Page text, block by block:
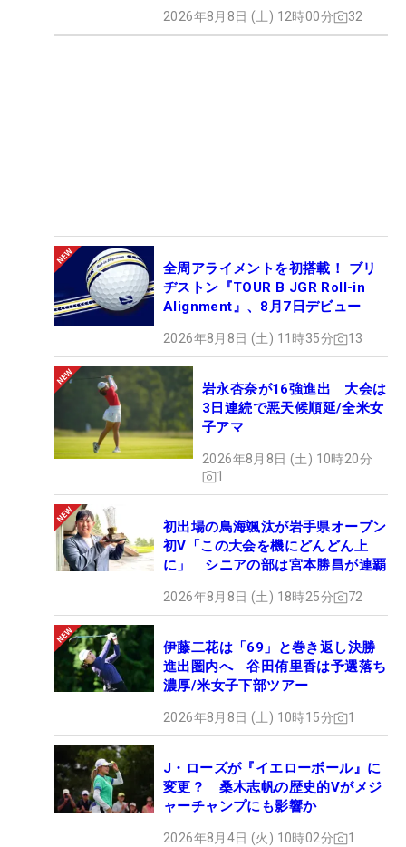
2026年8月8日 (土) 12時00分 32
全周アライメントを初搭載！ ブリ
ヂストン『TOUR B JGR Roll-in
Alignment』、8月7日デビュー
2026年8月8日 (土) 11時35分 13
岩永杏奈が16強進出 大会は
3日連続で悪天候順延/全米女
子アマ
2026年8月8日 (土) 10時20分
1
初出場の鳥海颯汰が岩手県オープン
初V「この大会を機にどんどん上
に」 シニアの部は宮本勝昌が連覇
2026年8月8日 (土) 18時25分 72
伊藤二花は「69」と巻き返し決勝
進出圏内へ 谷田侑里香は予選落ち
濃厚/米女子下部ツアー
2026年8月8日 (土) 10時15分 1
J・ローズが『イエローボール』に
変更？ 桑木志帆の歴史的Vがメジ
ャーチャンプにも影響か
2026年8月4日 (火) 10時02分 1